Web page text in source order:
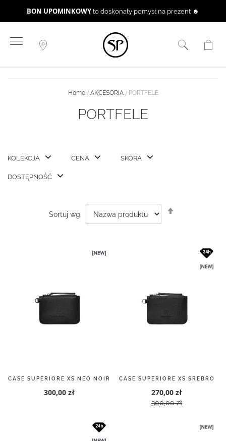
BON UPOMINKOWY to doskonały pomysł na prezent ☻
do
treści
Home AKCESORIA PORTFELE
PORTFELE
KOLEKCJA CENA SKÓRA
DOSTĘPNOŚĆ
Sortuj wg
CASE SUPERIORE XS NEO NOIR
300,00 zł
CASE SUPERIORE XS SREBRO
270,00 zł
300,00 zł